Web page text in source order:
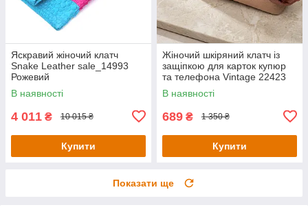
Яскравий жіночий клатч
Snake Leather sale_14993
Рожевий
В наявності
4 011 ₴ 10 015 ₴
Купити
Жіночий шкіряний клатч із
защіпкою для карток купюр
та телефона Vintage 22423
Бежевий
В наявності
689 ₴ 1 350 ₴
Купити
Показати ще